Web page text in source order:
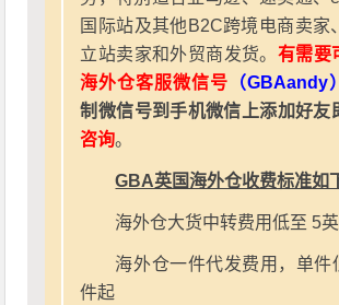
国际站及其他B2C跨境电商卖家
立站卖家和外贸商发货。 有需要
海外仓客服微信号 （GBAandy）
制微信号到手机微信上添加好友
咨询。
GBA英国海外仓收费标准如
海外仓大货中转费用低至 5
海外仓一件代发费用，单件
件起